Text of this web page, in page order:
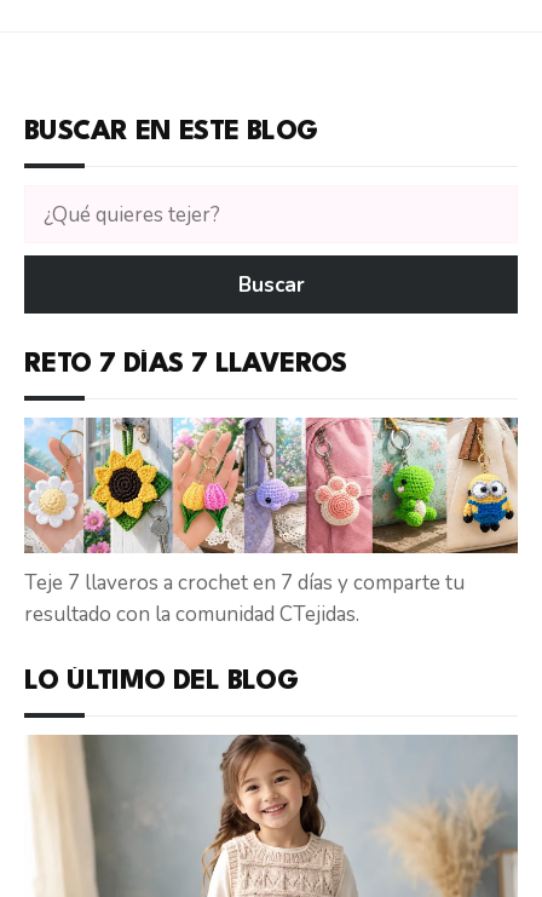
BUSCAR EN ESTE BLOG
Buscar
tutoriales
en
Buscar
RETO 7 DÍAS 7 LLAVEROS
Teje 7 llaveros a crochet en 7 días y comparte tu
resultado con la comunidad CTejidas.
LO ÚLTIMO DEL BLOG